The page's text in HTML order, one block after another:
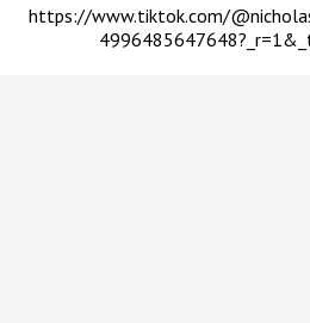
https://www.tiktok.com/